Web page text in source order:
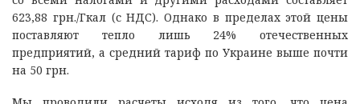
623,88 грн./Гкал (с НДС). Однако в пределах этой цены
поставляют тепло лишь 24% отечественных
предприятий, а средний тариф по Украине выше почти
на 50 грн.